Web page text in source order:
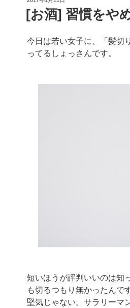
日:
[お酒] 習慣をや
今日は若い女子に、「髪切
ってるしょっさんです。
短いほうが評判いいのは知
も切るつもり無かったんで
堅気じゃない。サラリーマ